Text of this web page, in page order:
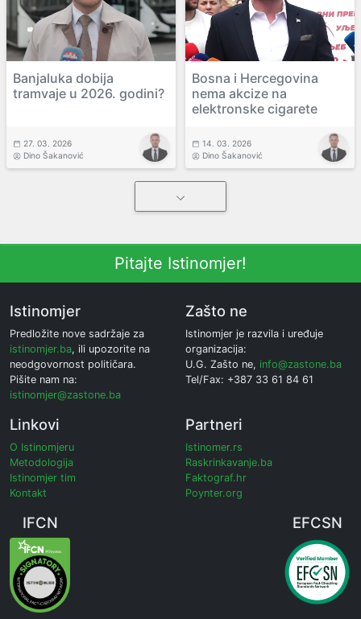
Banjaluka dobija
tramvaje u 2026. godini?
27. 03. 2026
Dino Šakanović
Bosna i Hercegovina
nema akcize na
elektronske cigarete
14. 03. 2026
Dino Šakanović
Pitajte Istinomjer!
Istinomjer
Predložite nove sadržaje za
istinomjer.ba, ili upozorite na
neodgovornost političara.
Pišite nam na:
istinomjer@zastone.ba
Zašto ne
Istinomjer je razvila i uređuje
organizacija:
U.G. Zašto ne, info@zastone.ba
Tel/Fax: +387 33 61 84 61
Linkovi
O Istinomjeru
Metodologija
Istinomjer tim
Kontakt
Partneri
Istinomer.rs
Raskrinkavanje.ba
Faktograf.hr
Poynter.org
IFCN EFCSN